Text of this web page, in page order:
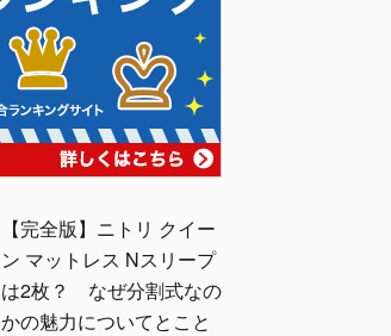
【完全版】ニトリ クイー
ン マットレス Nスリープ
は2枚？ なぜ分割式なの
かの魅力についてとこと